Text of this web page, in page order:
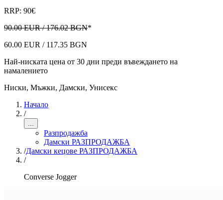
RRP: 90€
90.00 EUR / 176.02 BGN*
60.00 EUR / 117.35 BGN
Най-ниската цена от 30 дни преди въвеждането на
намалението
Ниски, Мъжки, Дамски, Унисекс
Начало
/
...
Разпродажба
Дамски РАЗПРОДАЖБА
/Дамски кецове РАЗПРОДАЖБА
/
Converse Jogger